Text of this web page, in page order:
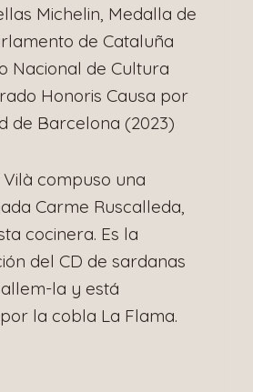
Michelin, Medalla de
de Cataluña
Nacional de Cultura
Honoris Causa por
de Barcelona (2023)
Vilà compuso una
Carme Ruscalleda,
cocinera. Es la
del CD de sardanas
la y está
la cobla La Flama.